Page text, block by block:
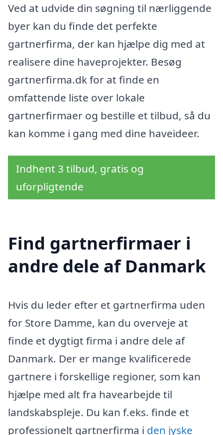
Ved at udvide din søgning til nærliggende
byer kan du finde det perfekte
gartnerfirma, der kan hjælpe dig med at
realisere dine haveprojekter. Besøg
gartnerfirma.dk for at finde en
omfattende liste over lokale
gartnerfirmaer og bestille et tilbud, så du
kan komme i gang med dine haveideer.
Indhent 3 tilbud, gratis og
uforpligtende
Find gartnerfirmaer i
andre dele af Danmark
Hvis du leder efter et gartnerfirma uden
for Store Damme, kan du overveje at
finde et dygtigt firma i andre dele af
Danmark. Der er mange kvalificerede
gartnere i forskellige regioner, som kan
hjælpe med alt fra havearbejde til
landskabspleje. Du kan f.eks. finde et
professionelt gartnerfirma i den jyske